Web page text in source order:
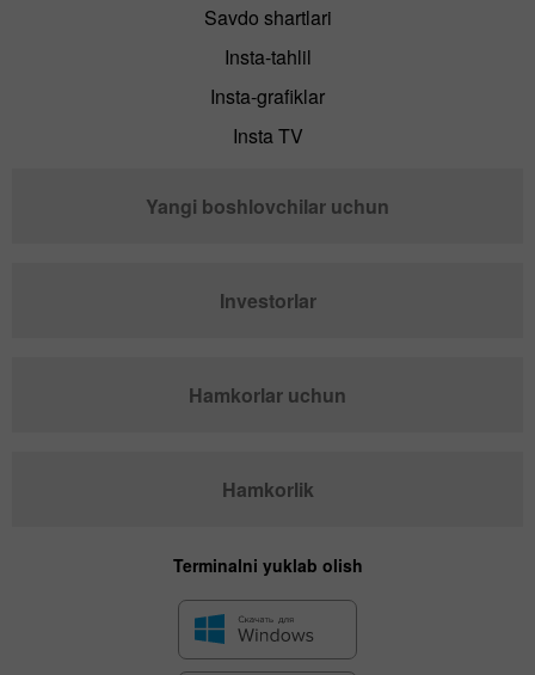
Savdo shartlari
Insta-tahlil
Insta-grafiklar
Insta TV
Yangi boshlovchilar uchun
Investorlar
Hamkorlar uchun
Hamkorlik
Terminalni yuklab olish